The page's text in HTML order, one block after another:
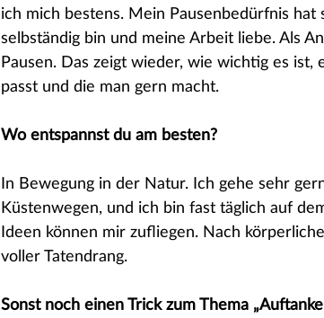
ich mich bestens. Mein Pausenbedürfnis
selbständig bin und meine Arbeit liebe. Als
Pausen. Das zeigt wieder, wie wichtig es
passt und die man gern macht.
Wo entspannst du am besten?
In Bewegung in der Natur. Ich gehe sehr
Küstenwegen, und ich bin fast täglich auf
Ideen können mir zufliegen. Nach
voller Tatendrang.
Sonst noch einen Trick zum Thema